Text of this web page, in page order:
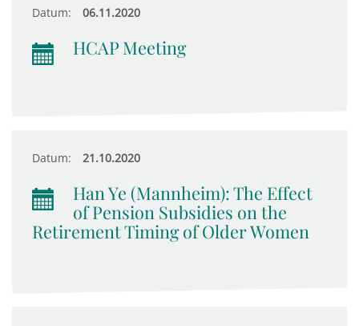
Datum: 06.11.2020
HCAP Meeting
Datum: 21.10.2020
Han Ye (Mannheim): The Effect
of Pension Subsidies on the
Retirement Timing of Older Women